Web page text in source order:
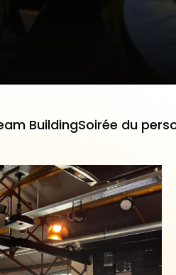
BuildingSoirée du